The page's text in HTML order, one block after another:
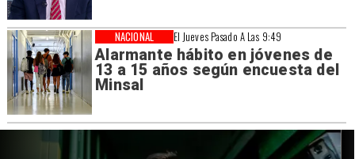
El Jueves Pasado A Las 9:49
Alarmante hábito en jóvenes de
13 a 15 años según encuesta del
Minsal
NACIONAL